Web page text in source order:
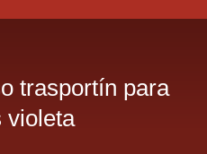
trasportín para
violeta